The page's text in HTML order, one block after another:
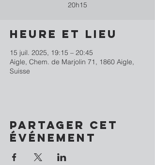
20h15
Heure et lieu
15 juil. 2025, 19:15 – 20:45
Aigle, Chem. de Marjolin 71, 1860 Aigle,
Suisse
Partager cet
événement